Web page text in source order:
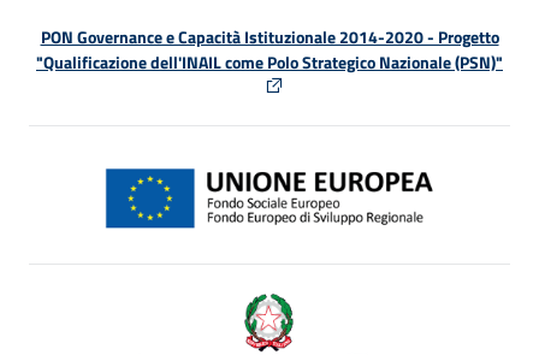
PON Governance e Capacità Istituzionale 2014-2020 - Progetto
"Qualificazione dell'INAIL come Polo Strategico Nazionale (PSN)"